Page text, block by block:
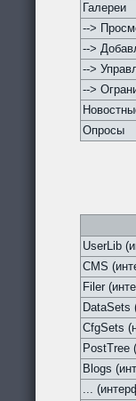
Галереи
-->
-->
-->
-->
Опросы
UserLib
CMS
Filer
DataSets
CfgSets
PostTree
Blogs
...